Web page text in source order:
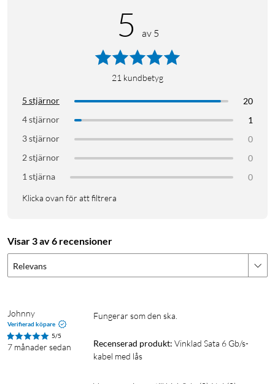
Anslutning: SATA hane till SATA hane
Standard: SATA 6 Gb/s (Serial ATA-600)
Utförande: Rak kontakt + vinklad kontakt
5 av 5
21 kundbetyg
5 stjärnor
20
4 stjärnor
1
3 stjärnor
0
2 stjärnor
0
1 stjärna
0
Klicka ovan för att filtrera
Visar 3 av 6 recensioner
Relevans
Johnny
Verifierad köpare
5/5
7 månader sedan
fungerar som den ska.
Recenserad produkt: Vinklad Sata 6 Gb/s-
kabel med lås